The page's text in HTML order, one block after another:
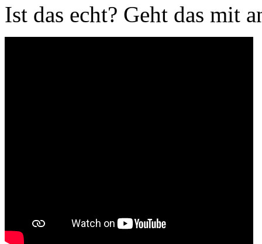
Ist das echt? Geht das mit